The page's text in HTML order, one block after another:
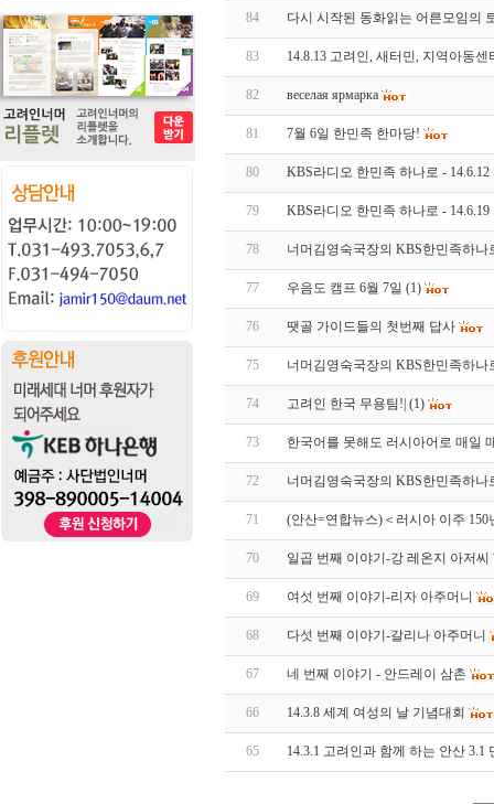
84 다시 시작된 동화읽는 어른모임의
83 14.8.13 고려인, 새터민, 지역아동
82 веселая ярмарка
81 7월 6일 한민족 한마당!
80 KBS라디오 한민족 하나로 -
79 KBS라디오 한민족 하나로 -
78 너머김영숙국장의 KBS한민족하나
77 우음도 캠프 6월 7일 (1)
76 땟골 가이드들의 첫번째 답사
75 너머김영숙국장의 KBS한민족하
74 고려인 한국 무용팀!| (1)
73 한국어를 못해도 러시아어로 매일
72 너머김영숙국장의 KBS한민족하
71 (안산=연합뉴스)＜러시아 이주
70 일곱 번째 이야기-강 레온지 아저씨
69 여섯 번째 이야기-리자 아주머니
68 다섯 번째 이야기-갈리나 아주머니
67 네 번째 이야기 - 안드레이 삼촌
66 14.3.8 세계 여성의 날 기념대회
65 14.3.1 고려인과 함께 하는 안산 3.1